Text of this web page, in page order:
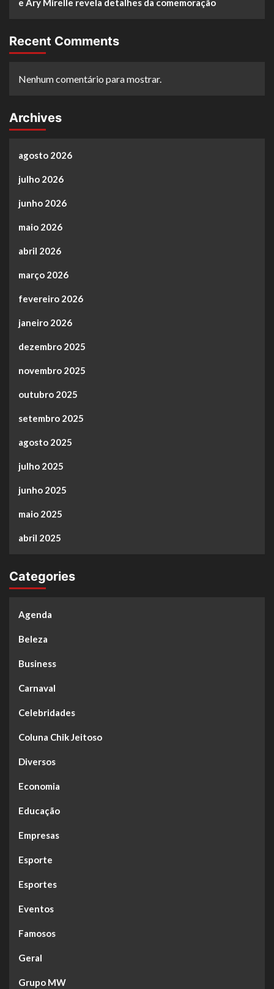
e Ary Mirelle revela detalhes da comemoração
Recent Comments
Nenhum comentário para mostrar.
Archives
agosto 2026
julho 2026
junho 2026
maio 2026
abril 2026
março 2026
fevereiro 2026
janeiro 2026
dezembro 2025
novembro 2025
outubro 2025
setembro 2025
agosto 2025
julho 2025
junho 2025
maio 2025
abril 2025
Categories
Agenda
Beleza
Business
Carnaval
Celebridades
Coluna Chik Jeitoso
Diversos
Economia
Educação
Empresas
Esporte
Esportes
Eventos
Famosos
Geral
Grupo MW